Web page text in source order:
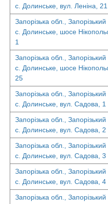
с. Долинське, вул. Леніна, 21
Запорізька обл., Запорізький
с. Долинське, шосе
1
Запорізька обл., Запорізький
с. Долинське, шосе
25
Запорізька обл., Запорізький
с. Долинське, вул. Садова, 1
Запорізька обл., Запорізький
с. Долинське, вул. Садова, 2
Запорізька обл., Запорізький
с. Долинське, вул. Садова, 3
Запорізька обл., Запорізький
с. Долинське, вул. Садова, 4
Запорізька обл., Запорізький